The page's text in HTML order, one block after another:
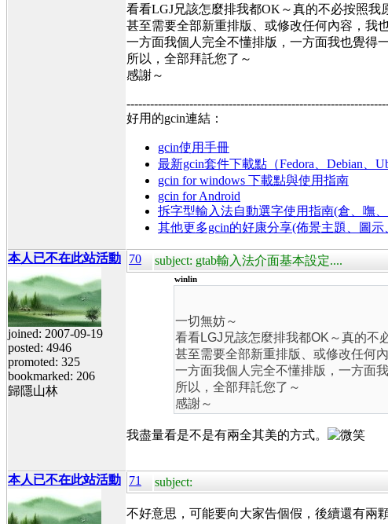
看看LGJ兄該怎麼排我都OK～真的不必按照我
甚至需要全部新重排版、或修改任何內容，我
一方面我個人完全不懂排版，一方面我也覺得
所以，全部拜託您了～
感謝～
好用的gcin連結：
gcin使用手冊
最新gcin套件下載點（Fedora、Debian、
gcin for windows 下載點與使用指南
gcin for Android
拆字型輸入法自動選字使用指南(倉、嘸
其他更多gcin的好康分享(佈景主題、圖
本人已不在此站活動
joined: 2007-09-19
posted: 4946
promoted: 325
bookmarked: 206
歸隱山林
70 subject: gtab輸入法介面基本設定....
winlin
一切無妨～
看看LGJ兄該怎麼排我都OK～真的不
甚至需要全部新重排版、或修改任何
一方面我個人完全不懂排版，一方面
所以，全部拜託您了～
感謝～
我盡量看是不是有兩全其美的方式。
本人已不在此站活動 71 subject:
不好意思，可能要向大家告個假，後續還有兩